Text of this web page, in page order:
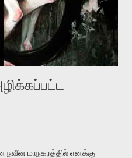
அச்சுறுத்தலுக்கு உள்ளாகி
கூட இதன் வெளிப்பாடு தான்”.
வீரராக வரும் சில்வெஸ்டர்
நவீன மாநகரத்தில் எனக்கு